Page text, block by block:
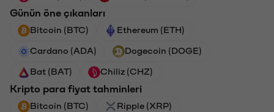
Günün öne çıkanları
Bitcoin (BTC) Ethereum (ETH)
Cardano (ADA) Dogecoin (DOGE)
Bat (BAT) Chiliz (CHZ)
Kripto para fiyat tahminleri
Bitcoin (BTC) Ripple (XRP)